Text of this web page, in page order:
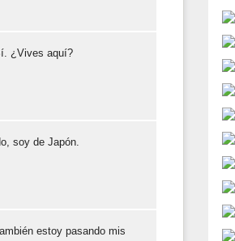
¿Vives aquí?
soy de Japón.
estoy pasando mis